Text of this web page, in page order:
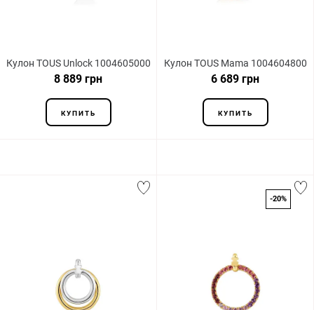
Кулон TOUS Unlock 1004605000
8 889 грн
КУПИТЬ
Кулон TOUS Mama 1004604800
6 689 грн
КУПИТЬ
-20%